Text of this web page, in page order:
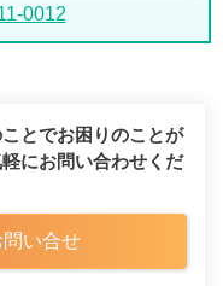
0012
とでお困りのことが
にお問い合わせくだ
問い合せ